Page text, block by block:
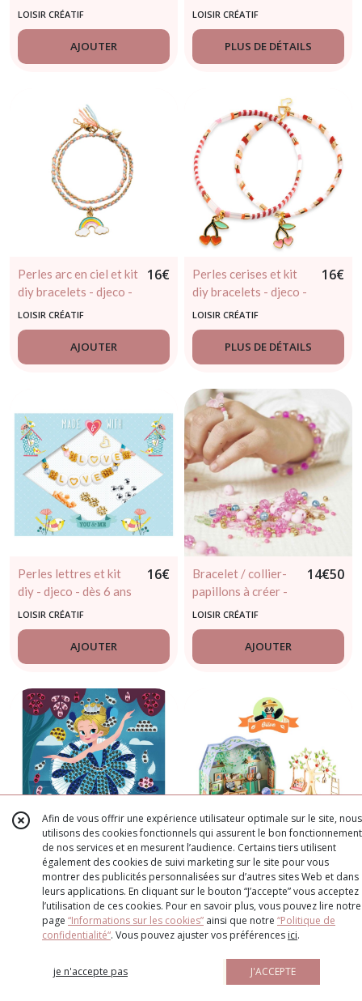
– djeco 6 / 10 ans
LOISIR CRÉATIF
AJOUTER
janod - dès 4 ans
LOISIR CRÉATIF
PLUS DE DÉTAILS
Perles arc en ciel et kit
diy bracelets - djeco -
dès 8 ans
16€
LOISIR CRÉATIF
AJOUTER
Perles cerises et kit
diy bracelets - djeco -
dès 8 ans
16€
LOISIR CRÉATIF
PLUS DE DÉTAILS
Perles lettres et kit
diy - djeco - dès 6 ans
16€
LOISIR CRÉATIF
AJOUTER
Bracelet / collier-
papillons à créer -
janod - dès 6 ans
14€50
LOISIR CRÉATIF
AJOUTER
Tableau en sequins
à créer - diy - janod
- dès 7 ans
17€50
LOISIR CRÉATIF
Kit maison miniature
DIY - Olive - djeco -
dès 8 ans
25€
LOISIR CRÉATIF
Afin de vous offrir une expérience utilisateur optimale sur le site, nous
utilisons des cookies fonctionnels qui assurent le bon fonctionnement
de nos services et en mesurent l’audience. Certains tiers utilisent
également des cookies de suivi marketing sur le site pour vous
montrer des publicités personnalisées sur d’autres sites Web et dans
leurs applications. En cliquant sur le bouton “J’accepte” vous acceptez
l’utilisation de ces cookies. Pour en savoir plus, vous pouvez lire notre
page “Informations sur les cookies” ainsi que notre “Politique de
confidentialité“. Vous pouvez ajuster vos préférences ici.
je n'accepte pas J'ACCEPTE